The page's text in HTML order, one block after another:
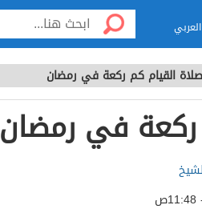
صلاة القيام كم ركعة في رمضان
ركعة في رمضان